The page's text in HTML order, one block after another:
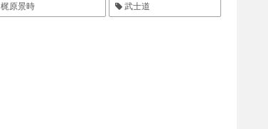
梶原景時 武士道